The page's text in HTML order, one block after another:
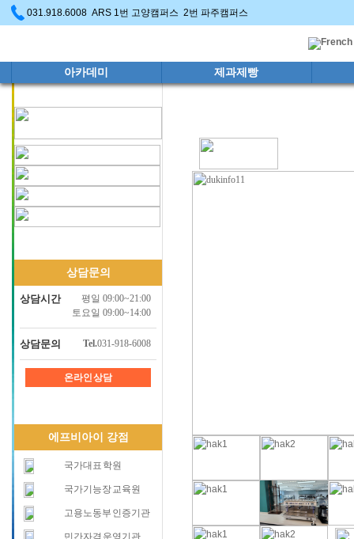
031.918.6008 ARS 1번 고양캠퍼스 2번 파주캠퍼스
아카데미 제과제빵
상담문의
상담시간
평일 09:00~21:00
토요일 09:00~14:00
상담문의 Tel.031-918-6008
온라인 상담
에프비아이 강점
국가대표 학원
국가기능장 교육원
고용노동부 인증기관
민간자격 운영기관